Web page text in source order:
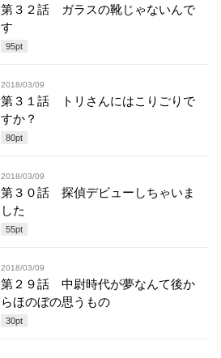
第３２話 ガラスの靴じゃないんで
す
95pt
2018/03/09
第３１話 トリさんにはこりごりで
すか？
80pt
2018/03/09
第３０話 探偵デビューしちゃいま
した
55pt
2018/03/09
第２９話 中尉時代が夢なんて後か
らほのぼの思うもの
30pt